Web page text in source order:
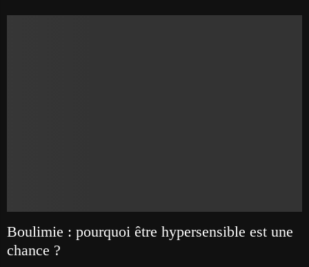
Boulimie : pourquoi être hypersensible est une
chance ?